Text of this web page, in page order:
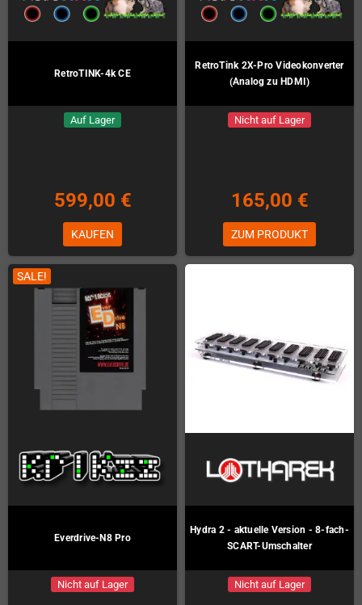
RetroTINK-4k CE
Auf Lager
599,00 €
KAUFEN
RetroTink 2X-Pro Videokonverter
(Analog zu HDMI)
Nicht auf Lager
165,00 €
ZUM PRODUKT
SALE!
Everdrive-N8 Pro
Nicht auf Lager
Hydra 2 - aktuelle Version - 8-fach-
SCART-Umschalter
Nicht auf Lager